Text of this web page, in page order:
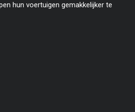
hun voertuigen gemakkelijker te